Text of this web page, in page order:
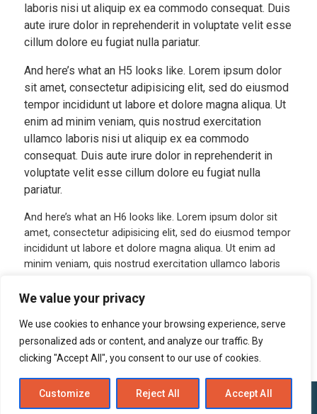
We value your privacy
We use cookies to enhance your browsing experience, serve
personalized ads or content, and analyze our traffic. By
clicking "Accept All", you consent to our use of cookies.
Customize Reject All Accept All
laboris nisi ut aliquip ex ea commodo consequat. Duis
aute irure dolor in reprehenderit in voluptate velit esse
cillum dolore eu fugiat nulla pariatur.
And here’s what an H5 looks like. Lorem ipsum dolor
sit amet, consectetur adipisicing elit, sed do eiusmod
tempor incididunt ut labore et dolore magna aliqua. Ut
enim ad minim veniam, quis nostrud exercitation
ullamco laboris nisi ut aliquip ex ea commodo
consequat. Duis aute irure dolor in reprehenderit in
voluptate velit esse cillum dolore eu fugiat nulla
pariatur.
And here’s what an H6 looks like. Lorem ipsum dolor sit
amet, consectetur adipisicing elit, sed do eiusmod tempor
incididunt ut labore et dolore magna aliqua. Ut enim ad
minim veniam, quis nostrud exercitation ullamco laboris
dolor in reprehenderit in voluptate velit esse cillum dolore